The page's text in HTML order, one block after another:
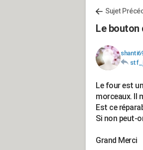
Sujet
Le bouton
Le four est
morceaux. Il
Est ce
Si non peut-
Grand Merci